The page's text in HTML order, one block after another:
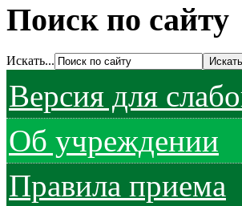
Поиск по сайту
Искать...
Версия для
Об учреждении
Правила приема